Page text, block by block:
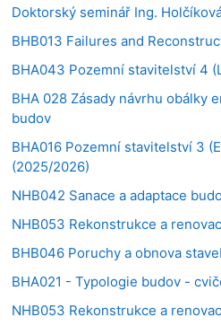
Doktorský seminář Ing.
BHB013 Failures and
BHA043 Pozemní stavitelství 4
BHA 028 Zásady návrhu obálky
budov
BHA016 Pozemní stavitelství 3
(2025/2026)
NHB042 Sanace a adaptace
NHB053 Rekonstrukce a
BHB046 Poruchy a obnova
BHA021 - Typologie budov -
NHB053 Rekonstrukce a